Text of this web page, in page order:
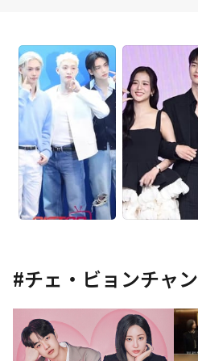
#チェ・ビョンチャン